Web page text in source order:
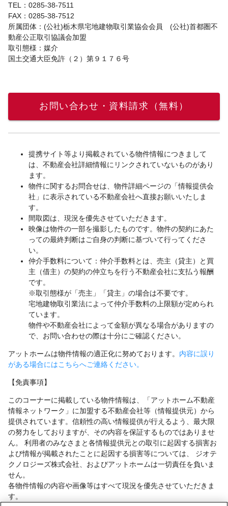
TEL：0285-38-7511
FAX：0285-38-7512
所属団体：(公社)栃木県宅地建物取引業協会会員 (公社)首都圏不
動産公正取引協議会加盟
取引態様：媒介
国土交通大臣免許（２）第９１７６号
お問い合わせ・資料請求（無料）
提携サイト等より掲載されている物件情報につきまして
は、不動産会社詳細情報にリンクされていないものがあり
ます。
物件に関するお問合せは、物件詳細ページの「情報提供会
社」に表示されている不動産会社へ直接お願いいたしま
す。
間取図は、現況を優先させていただきます。
映像は物件の一部を撮影したものです。物件の契約にあた
っての最終判断はご自身の判断に基づいて行ってくださ
い。
仲介手数料について：仲介手数料とは、売主（貸主）と買
主（借主）の契約の仲立ちを行う不動産会社に支払う報酬
です。
※取引態様が「売主」「貸主」の場合は不要です。
宅地建物取引業法によって仲介手数料の上限額が定められ
ています。
物件や不動産会社によって金額が異なる場合がありますの
で、お問い合わせの際は十分にご確認ください。
アットホームは物件情報の適正化に努めております。 内容に誤り
がある場合にはこちらへご連絡ください。
【免責事項】
このコーナーに掲載している物件情報は、「アットホーム不動産
情報ネットワーク」に加盟する不動産会社等（情報提供元）から
提供されています。信頼性の高い情報提供が行えるよう、最大限
の努力をしておりますが、その内容を保証するものではありませ
ん。 利用者のみなさまと各情報提供元との取引に起因する損害お
よび情報が掲載されたことに起因する損害等については、 ジオテ
クノロジーズ株式会社、およびアットホームは一切責任を負いま
せん。
各物件情報の内容や画像等はすべて現況を優先させていただきま
す。